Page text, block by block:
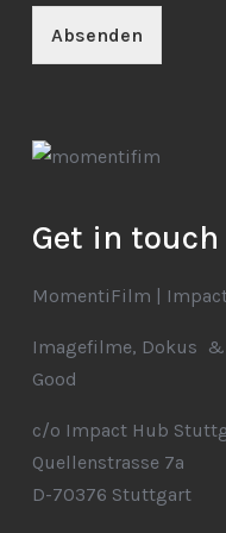
Absenden
Get in touch
MomentiFilm |
Imagefilme, Dokus &
Good
c/o Impact Hub
Quellenstrasse 7a
D-70376 Stuttgart